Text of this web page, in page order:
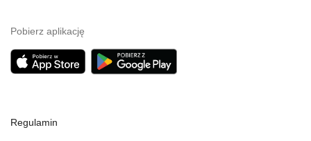
Pobierz aplikację
Regulamin